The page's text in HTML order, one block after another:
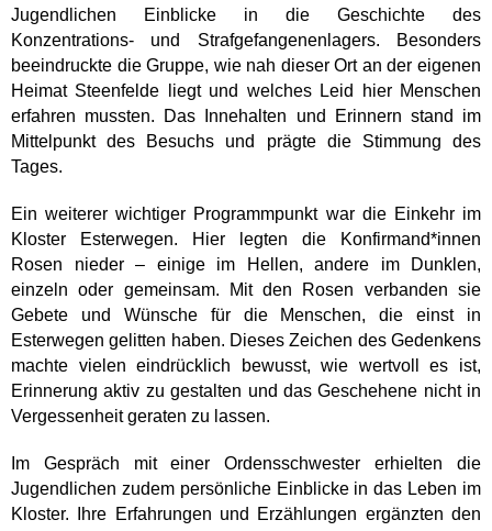
Jugendlichen Einblicke in die Geschichte des
Konzentrations- und Strafgefangenenlagers. Besonders
beeindruckte die Gruppe, wie nah dieser Ort an der eigenen
Heimat Steenfelde liegt und welches Leid hier Menschen
erfahren mussten. Das Innehalten und Erinnern stand im
Mittelpunkt des Besuchs und prägte die Stimmung des
Tages.
Ein weiterer wichtiger Programmpunkt war die Einkehr im
Kloster Esterwegen. Hier legten die Konfirmand*innen
Rosen nieder – einige im Hellen, andere im Dunklen,
einzeln oder gemeinsam. Mit den Rosen verbanden sie
Gebete und Wünsche für die Menschen, die einst in
Esterwegen gelitten haben. Dieses Zeichen des Gedenkens
machte vielen eindrücklich bewusst, wie wertvoll es ist,
Erinnerung aktiv zu gestalten und das Geschehene nicht in
Vergessenheit geraten zu lassen.
Im Gespräch mit einer Ordensschwester erhielten die
Jugendlichen zudem persönliche Einblicke in das Leben im
Kloster. Ihre Erfahrungen und Erzählungen ergänzten den